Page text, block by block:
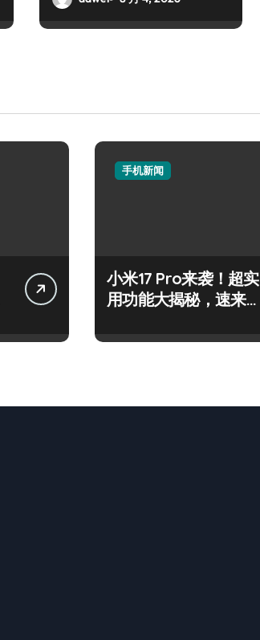
手机新闻
小米17 Pro来袭！超实
用功能大揭秘，速来围